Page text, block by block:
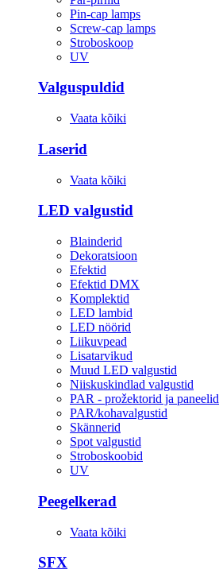
Pin-cap lamps
Screw-cap lamps
Stroboskoop
UV
Valguspuldid
Vaata kõiki
Laserid
Vaata kõiki
LED valgustid
Blainderid
Dekoratsioon
Efektid
Efektid DMX
Komplektid
LED lambid
LED nöörid
Liikuvpead
Lisatarvikud
Muud LED valgustid
Niiskuskindlad valgustid
PAR - prožektorid ja paneelid
PAR/kohavalgustid
Skännerid
Spot valgustid
Stroboskoobid
UV
Peegelkerad
Vaata kõiki
SFX